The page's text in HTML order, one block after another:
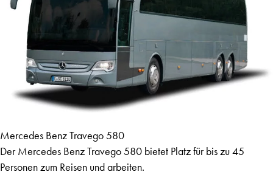
Mercedes Benz Travego 580
Der Mercedes Benz Travego 580 bietet Platz für bis zu 45
Personen zum Reisen und arbeiten.